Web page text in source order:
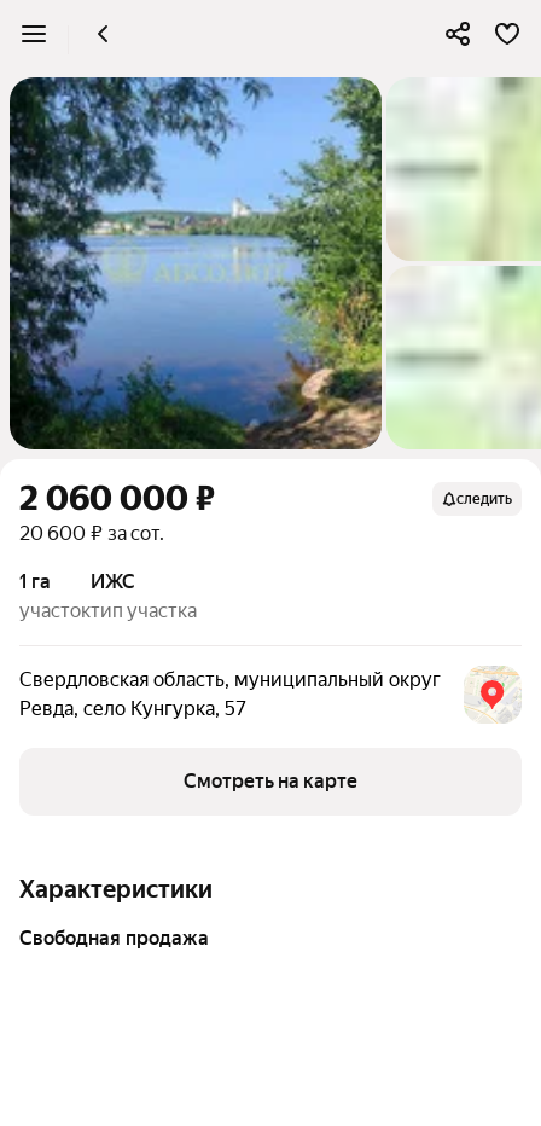
2 060 000 ₽ следить
20 600 ₽ за сот.
1 га
участок
ИЖС
тип участка
Свердловская область, муниципальный округ
Ревда, село Кунгурка, 57
Смотреть на карте
Характеристики
свободная продажа